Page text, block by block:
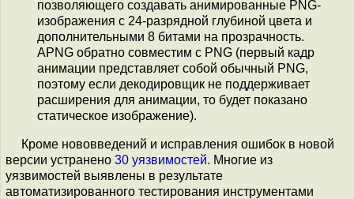
позволяющего создавать анимированные PNG-
изображения с 24-разрядной глубиной цвета и
дополнительными 8 битами на прозрачность.
APNG обратно совместим с PNG (первый кадр
анимации представляет собой обычный PNG,
поэтому если декодировщик не поддерживает
расширения для анимации, то будет показано
статическое изображение).
Кроме нововведений и исправления ошибок в новой
версии устранено 30 уязвимостей. Многие из
уязвимостей выявлены в результате
автоматизированного тестирования инструментами